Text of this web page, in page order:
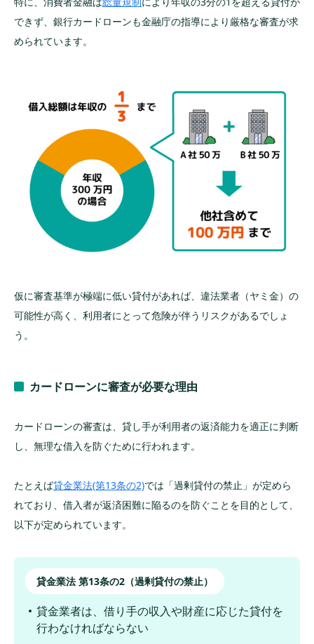
審査は甘くないが銀行系カードローンは低金
利で借りられる
セブン銀行カードローン｜在籍確認を進めやす
い
LINEポケットマネー｜LINE利用実績で審査優遇
カードローン審査に落ちる5つの理由
①過去に返済を延滞した記録がある
②短期間に複数社へ申込(申込みブラック)
③収入が安定していない
⑤申込内容の誤り・虚偽申告
他社カードローンに申込む
借入状況を解消してから再度申し込みをする
違う方法でお金を借りることを検討する
金融なら土日祝でも即日融資
カードローンの審査の流れ
必要書類を提出する
在籍確認をする
審査結果を通知する
できず、銀行カードローンも金融庁の指導により厳格な審査が求
められています。
仮に審査基準が極端に低い貸付があれば、違法業者（ヤミ金）の
可能性が高く、利用者にとって危険が伴うリスクがあるでしょ
う。
カードローンに審査が必要な理由
カードローンの審査は、貸し手が利用者の返済能力を適正に判断
し、無理な借入を防ぐために行われます。
たとえば貸金業法(第13条の2)では「過剰貸付の禁止」が定めら
れており、借入者が返済困難に陥るのを防ぐことを目的として、
以下が定められています。
貸金業法 第13条の2（過剰貸付の禁止）
貸金業者は、借り手の収入や財産に応じた貸付を
行わなければならない